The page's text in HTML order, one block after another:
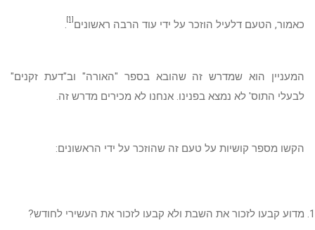
כאמור, הטעם דלעיל הוזכר על ידי עוד הרבה ראשונים [1]
.
המעניין הוא שמדרש זה שהובא בספר "האורה" וב"דעת זקנים"
לבעלי התוס' לא נמצא בפנינו. אנחנו לא מכירים מדרש זה.
הקשו מספר קושיות על טעם זה שהוזכר על ידי הראשונים:
מדוע קבעו לזכור את השבת ולא קבעו לזכור את העשירי לחודש?